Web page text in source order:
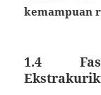
kemampuan
1.4